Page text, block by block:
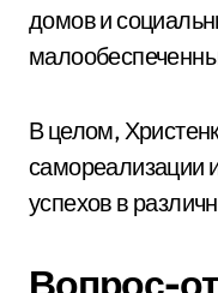
домов и
В целом,
самореализации
успехов в
Вопрос-